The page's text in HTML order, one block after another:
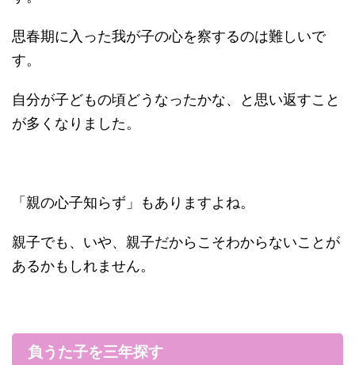
思春期に入った我が子の心を察するのは難しいで
す。
自分が子どもの頃どうなったかな、と思い返すこと
が多くなりました。
「親の心子知らず」もありますよね。
親子でも、いや、親子だからこそわからないことが
あるかもしれません。
負うた子を三年探す